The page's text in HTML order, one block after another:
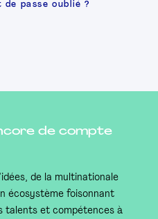
de passe oublié ?
de compte
de la multinationale
écosystème foisonnant
talents et compétences à